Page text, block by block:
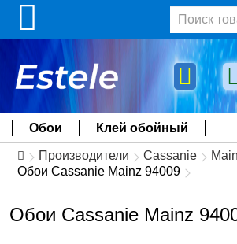
Обои Клей обойный
Производители Cassanie
Обои Cassanie Mainz 94009
Обои Cassanie Mainz